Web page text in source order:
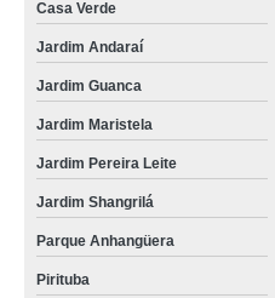
Casa Verde
Jardim Andaraí
Jardim Guanca
Jardim Maristela
Jardim Pereira Leite
Jardim Shangrilá
Parque Anhangüera
Pirituba